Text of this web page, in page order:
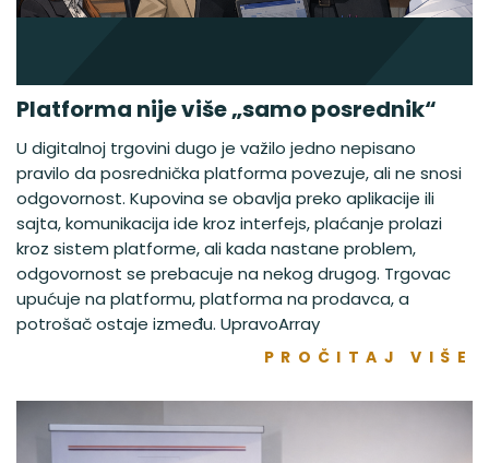
Platforma nije više „samo posrednik“
U digitalnoj trgovini dugo je važilo jedno nepisano
pravilo da posrednička platforma povezuje, ali ne snosi
odgovornost. Kupovina se obavlja preko aplikacije ili
sajta, komunikacija ide kroz interfejs, plaćanje prolazi
kroz sistem platforme, ali kada nastane problem,
odgovornost se prebacuje na nekog drugog. Trgovac
upućuje na platformu, platforma na prodavca, a
potrošač ostaje između. UpravoArray
PROČITAJ VIŠE